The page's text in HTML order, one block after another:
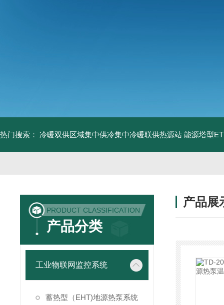
热门搜索： 冷暖双供区域集中供冷集中冷暖联供热源站 能源塔型
PRODUCT CLASSIFICATION
产品分类
工业物联网监控系统
蓄热型（EHT)地源热泵系统
产品展